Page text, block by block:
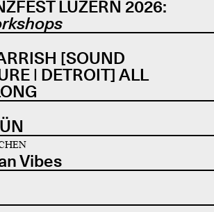
LUZERN 2026:
[SOUND
| DETROIT] ALL
Vibes